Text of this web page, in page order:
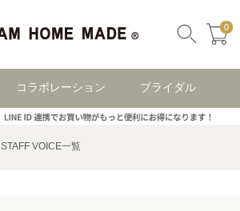
0
コラボレーション ブライダル
STAFF VOICE一覧